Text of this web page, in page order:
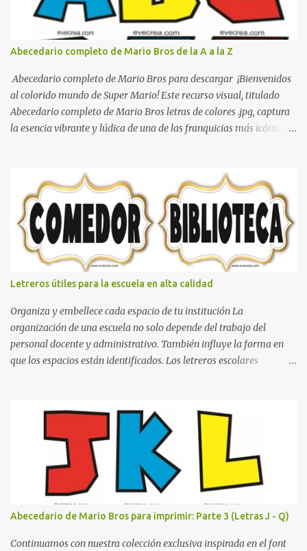
Abecedario completo de Mario Bros de la A a la Z
Abecedario completo de Mario Bros para descargar ¡Bienvenidos
al colorido mundo de Super Mario! Este recurso visual, titulado
Abecedario completo de Mario Bros letras de colores .jpg, captura
la esencia vibrante y lúdica de una de las franquicias más icónicas
tipografía clásica y robusta que los fans han reconocido por
décadas. En esta primera sección, el abecedario nos presenta:
Identidad Visual: Un diseño de bloques con bordes negros gruesos
que resaltan sobre cualquier fondo. Paleta de Colores: Una
secuencia dinámica que alterna entre el rojo de Mario, el verde de
Luigi, y los tonos azul y amarillo clásicos de los elementos del
juego. Contenido Actual: La imagen muestra la organización desde
la letra A hasta la M, estableciendo el estilo geométrico y divertido
que define a toda la colección. Primera parte del juego de letras
in...
Letreros útiles para la escuela en alta calidad
Organiza y embellece cada espacio de tu institución La
organización de una escuela no solo depende del trabajo del
personal docente y administrativo. También influye la forma en
que los espacios están identificados. Los letreros escolares
decorativo que hace que la institución luzca más ordenada,
moderna y acogedora. Pensando en esta necesidad, he diseñado
una colección de letreros útiles para la escuela con un estilo
elegante, fácil de leer y listo para imprimir en alta calidad. Su
diseño busca combinar funcionalidad y estética, logrando que
cualquier institución educativa proyecte una imagen más
organizada y profesional. ¿Por qué son importantes los letreros
escolares? En una escuela conviven diariamente cientos de
personas. Para quienes visitan la institución por primera vez,
Abecedario de Mario Bros para imprimir: Parte 3 (Letras J - Q)
Continuamos con nuestra colección exclusiva inspirada en el font